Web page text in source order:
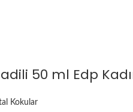
50 ml Edp
Kokular